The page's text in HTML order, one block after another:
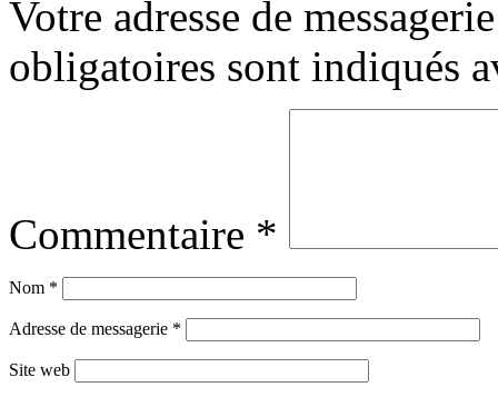
Votre adresse de
obligatoires sont indiqués
Commentaire *
Nom *
Adresse de messagerie *
Site web